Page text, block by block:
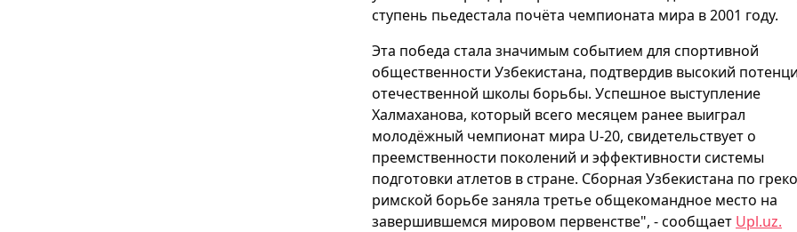
ступень пьедестала почёта чемпионата мира в 2001 году.
Эта победа стала значимым событием для спортивной
общественности Узбекистана, подтвердив высокий
отечественной школы борьбы. Успешное выступление
Халмаханова, который всего месяцем ранее выиграл
молодёжный чемпионат мира U-20, свидетельствует о
преемственности поколений и эффективности системы
подготовки атлетов в стране. Сборная Узбекистана по
римской борьбе заняла третье общекомандное место на
завершившемся мировом первенстве", - сообщает Upl.uz.